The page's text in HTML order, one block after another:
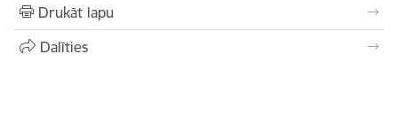
Drukāt lapu
Dalīties